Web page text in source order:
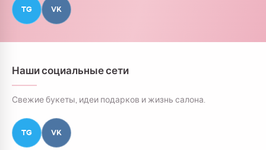
TG VK
Наши социальные сети
Свежие букеты, идеи подарков и жизнь салона.
TG VK